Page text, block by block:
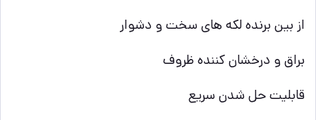
از بین برنده لکه های سخت و دشوار
براق و درخشان کننده ظروف
قابلیت حل شدن سریع